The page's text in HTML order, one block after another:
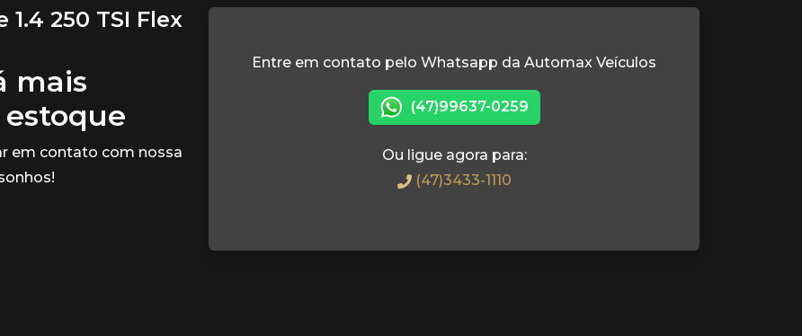
250 TSI Flex
mais
em contato com nossa
Entre em contato pelo Whatsapp da Automax Veículos
(47)99637-0259
Ou ligue agora para:
(47)3433-1110